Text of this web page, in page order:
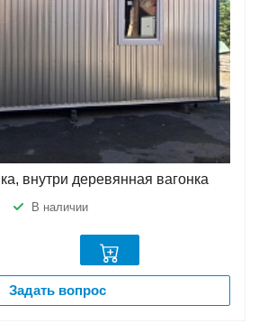
внутри деревянная вагонка
В наличии
Задать вопрос